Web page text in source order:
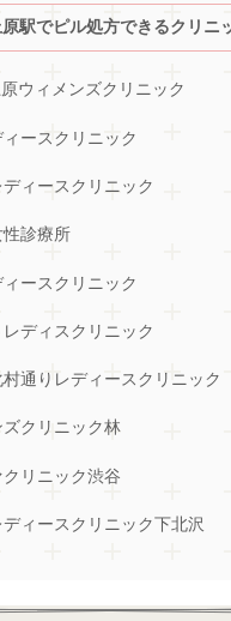
駅でピル処方できるクリニ
ウィメンズクリニック
ースクリニック
ィースクリニック
診療所
ースクリニック
ディスクリニック
通りレディースクリニック
クリニック林
リニック渋谷
ィースクリニック下北沢